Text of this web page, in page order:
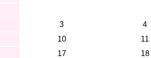
3 4
10 11
17 18